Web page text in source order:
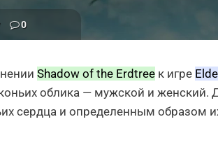
0
Shadow of the Erdtree к игре
облика — мужской и женский.
сердца и определенным образом